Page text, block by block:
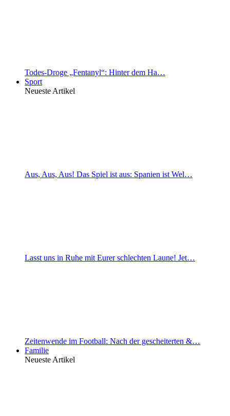
Todes-Droge „Fentanyl“: Hinter dem Ha…
Sport
Neueste Artikel
Aus, Aus, Aus! Das Spiel ist aus: Spanien ist Wel…
Lasst uns in Ruhe mit Eurer schlechten Laune! Jet…
Zeitenwende im Football: Nach der gescheiterten &…
Familie
Neueste Artikel